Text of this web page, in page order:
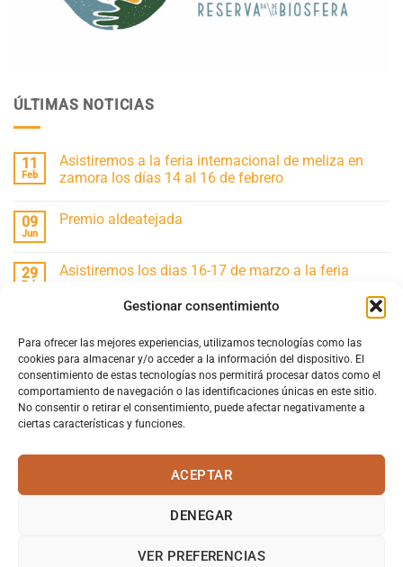
Gestionar consentimiento
Para ofrecer las mejores experiencias, utilizamos tecnologías como las
cookies para almacenar y/o acceder a la información del dispositivo. El
consentimiento de estas tecnologías nos permitirá procesar datos como el
comportamiento de navegación o las identificaciones únicas en este sitio.
No consentir o retirar el consentimiento, puede afectar negativamente a
ciertas características y funciones.
ACEPTAR
DENEGAR
VER PREFERENCIAS
ÚLTIMAS NOTICIAS
11
Feb
Asistiremos a la feria internacional de meliza en
zamora los días 14 al 16 de febrero
comentarios
la
feria
zamora
los
días
14
al
16
de
febrero
09
Jun
Premio aldeatejada
en
29
Feb
Asistiremos los dias 16-17 de marzo a la feria
en
Asistiremos
los
dias
16-
17
de
marzo
feria
san
ETIQUETAS
AVISO LEGAL
POLÍTICA DE DEVOLUCIONES Y REEMBOLSOS
POLÍTICA DE PRIVACIDAD
PROGRAMA KIT DIGITAL COFINANCIADO POR LOS FONDOS NEXT GENERATION (UE) DEL